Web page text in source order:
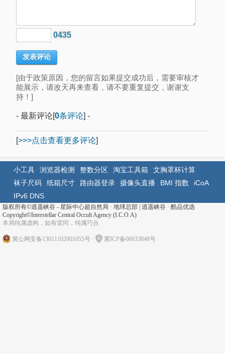
0435
[由于政策原因，您的留言如果提交成功后，需要审核才
能展示，请改天再来查看，请不要重复提交，谢谢支
持！]
- 最新评论[0条评论] -
[>>>点击查看更多评论]
小工具 浏览器检测 整数分区 淘宝工具箱
文胸罩杯计算
袜子尺码
纸箱尺寸 路由器登录 摄像头直播 BMI 指数
iCoA
IPv6 DNS
版权所有©逍遥峡谷 - 星际中心超自然局 · 地球总部 逍遥峡谷 · 酷品优选
Copyright©Interstellar Central Occult Agency (I.C.O.A)
本局纯属虚构，如有雷同，纯属巧合
冀公网安备13011102001055号 · 冀ICP备06033848号